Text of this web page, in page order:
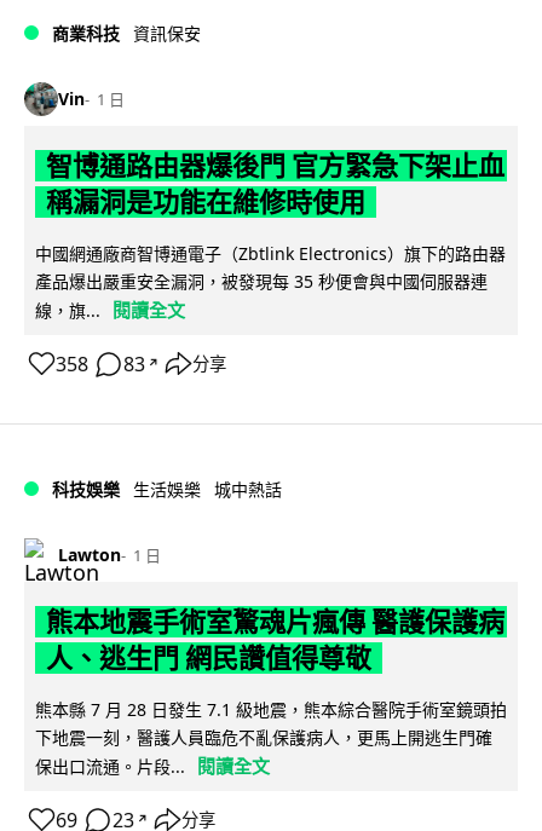
商業科技 資訊保安
Vin 1 日
智博通路由器爆後門 官方緊急下架止血
稱漏洞是功能在維修時使用
中國網通廠商智博通電子（Zbtlink Electronics）旗下的路由器
產品爆出嚴重安全漏洞，被發現每 35 秒便會與中國伺服器連
線，旗...
閱讀全文
358 83 ↗ 分享
科技娛樂 生活娛樂 城中熱話
Lawton 1 日
熊本地震手術室驚魂片瘋傳 醫護保護病
人、逃生門 網民讚值得尊敬
熊本縣 7 月 28 日發生 7.1 級地震，熊本綜合醫院手術室鏡頭拍
下地震一刻，醫護人員臨危不亂保護病人，更馬上開逃生門確
保出口流通。片段...
閱讀全文
69 23 ↗ 分享